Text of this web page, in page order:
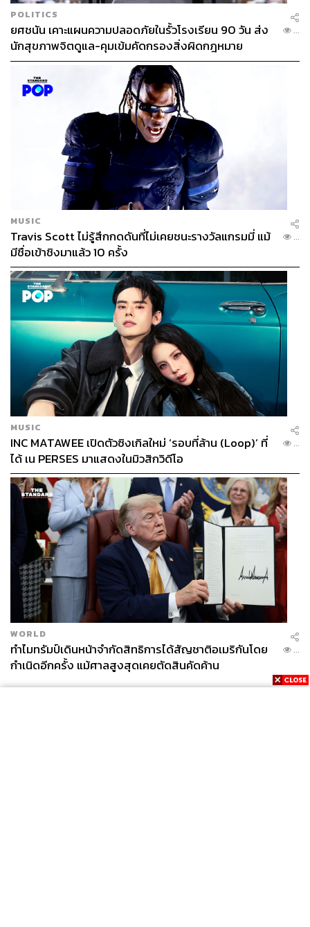
POLITICS
ยศชนัน เคาะแผนความปลอดภัยในรั้วโรงเรียน 90 วัน ส่ง
นักสุขภาพจิตดูแล-คุมเข้มคัดกรองสิ่งผิดกฎหมาย
...
MUSIC
Travis Scott ไม่รู้สึกกดดันที่ไม่เคยชนะรางวัลแกรมมี่ แม้
มีชื่อเข้าชิงมาแล้ว 10 ครั้ง
...
MUSIC
INC MATAWEE เปิดตัวซิงเกิลใหม่ ‘รอบที่ล้าน (Loop)’ ที่
ได้ เน PERSES มาแสดงในมิวสิกวิดีโอ
...
WORLD
ทำไมทรัมป์เดินหน้าจำกัดสิทธิการได้สัญชาติอเมริกันโดย
กำเนิดอีกครั้ง แม้ศาลสูงสุดเคยตัดสินคัดค้าน
...